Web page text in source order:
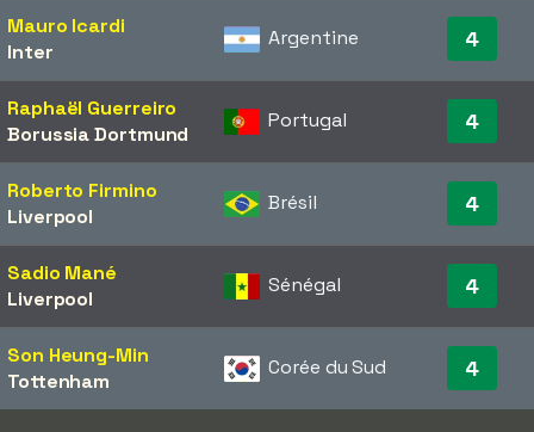
Mauro Icardi
Inter
Argentine 4
Raphaël Guerreiro
Borussia Dortmund
Portugal 4
Roberto Firmino
Liverpool
Brésil 4
Sadio Mané
Liverpool
Sénégal 4
Son Heung-Min
Tottenham
Corée du Sud 4